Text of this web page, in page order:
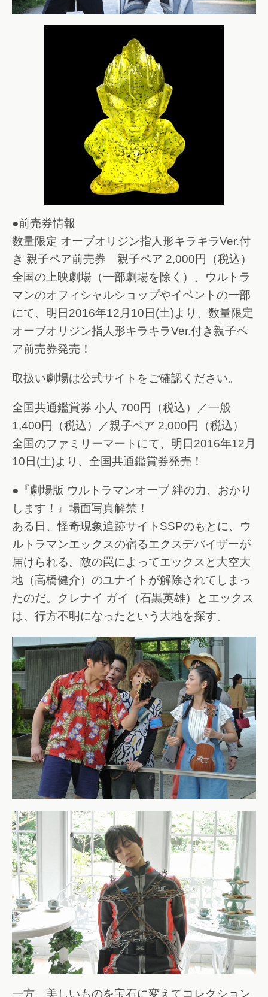
●前売券情報
数量限定 オーブオリジン指人形キラキラVer.付
き 親子ペア前売券 親子ペア 2,000円（税込）
全国の上映劇場（一部劇場を除く）、ウルトラ
マンのオフィシャルショップやイベントの一部
にて、明日2016年12月10日(土)より、数量限定
オーブオリジン指人形キラキラVer.付き親子ペ
ア前売券発売！
取扱い劇場は公式サイトをご確認ください。
全国共通鑑賞券 小人 700円（税込）／一般
1,400円（税込）／親子ペア 2,000円（税込）
全国のファミリーマートにて、明日2016年12月
10日(土)より、全国共通鑑賞券発売！
●『劇場版 ウルトラマンオーブ 絆の力、おかり
します！』場面写真解禁！
ある日、怪奇現象追跡サイトSSPのもとに、ウ
ルトラマンエックスの宿るエクスデバイザーが
届けられる。敵の罠によってエックスと大空大
地（高橋健介）のユナイトが解除されてしまっ
たのだ。クレナイ ガイ（石黒英雄）とエックス
は、行方不明になったという大地を探す。
一方、美しいものを宝石に変えてコレクション